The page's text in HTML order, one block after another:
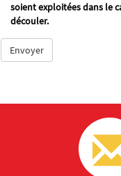
soient exploitées dans le
découler.